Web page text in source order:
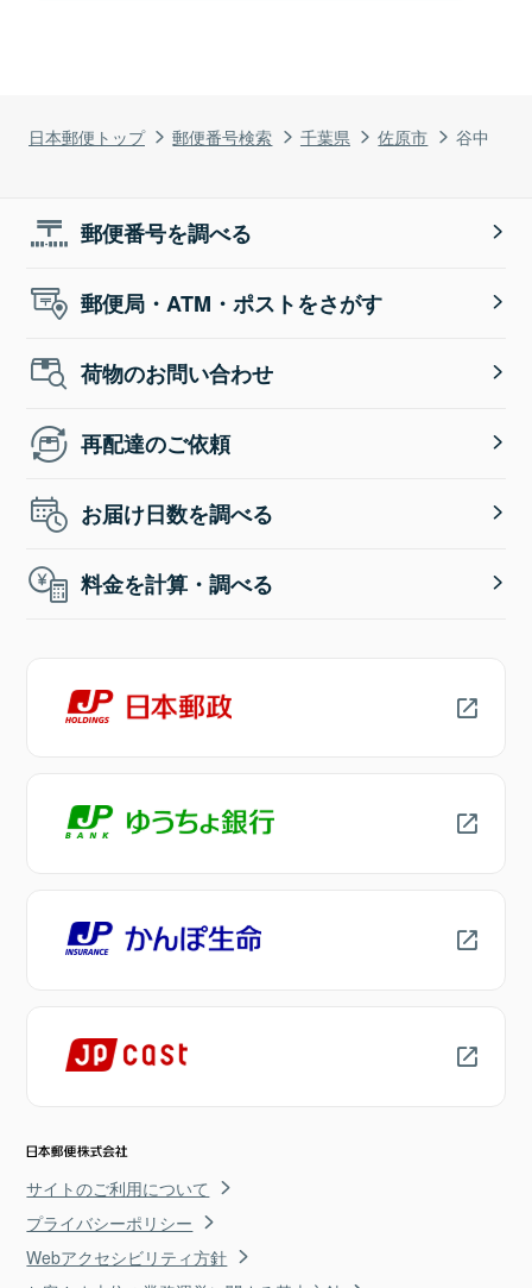
日本郵便トップ 郵便番号検索 千葉県 佐原市 谷中
郵便番号を調べる
郵便局・ATM・ポストをさがす
荷物のお問い合わせ
再配達のご依頼
お届け日数を調べる
料金を計算・調べる
サイトのご利用について
プライバシーポリシー
Webアクセシビリティ方針